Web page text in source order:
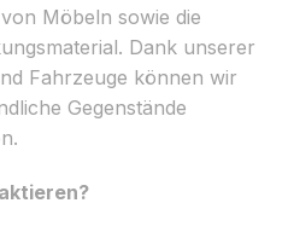
Möbeln sowie die
Dank unserer
Fahrzeuge können wir
Gegenstände